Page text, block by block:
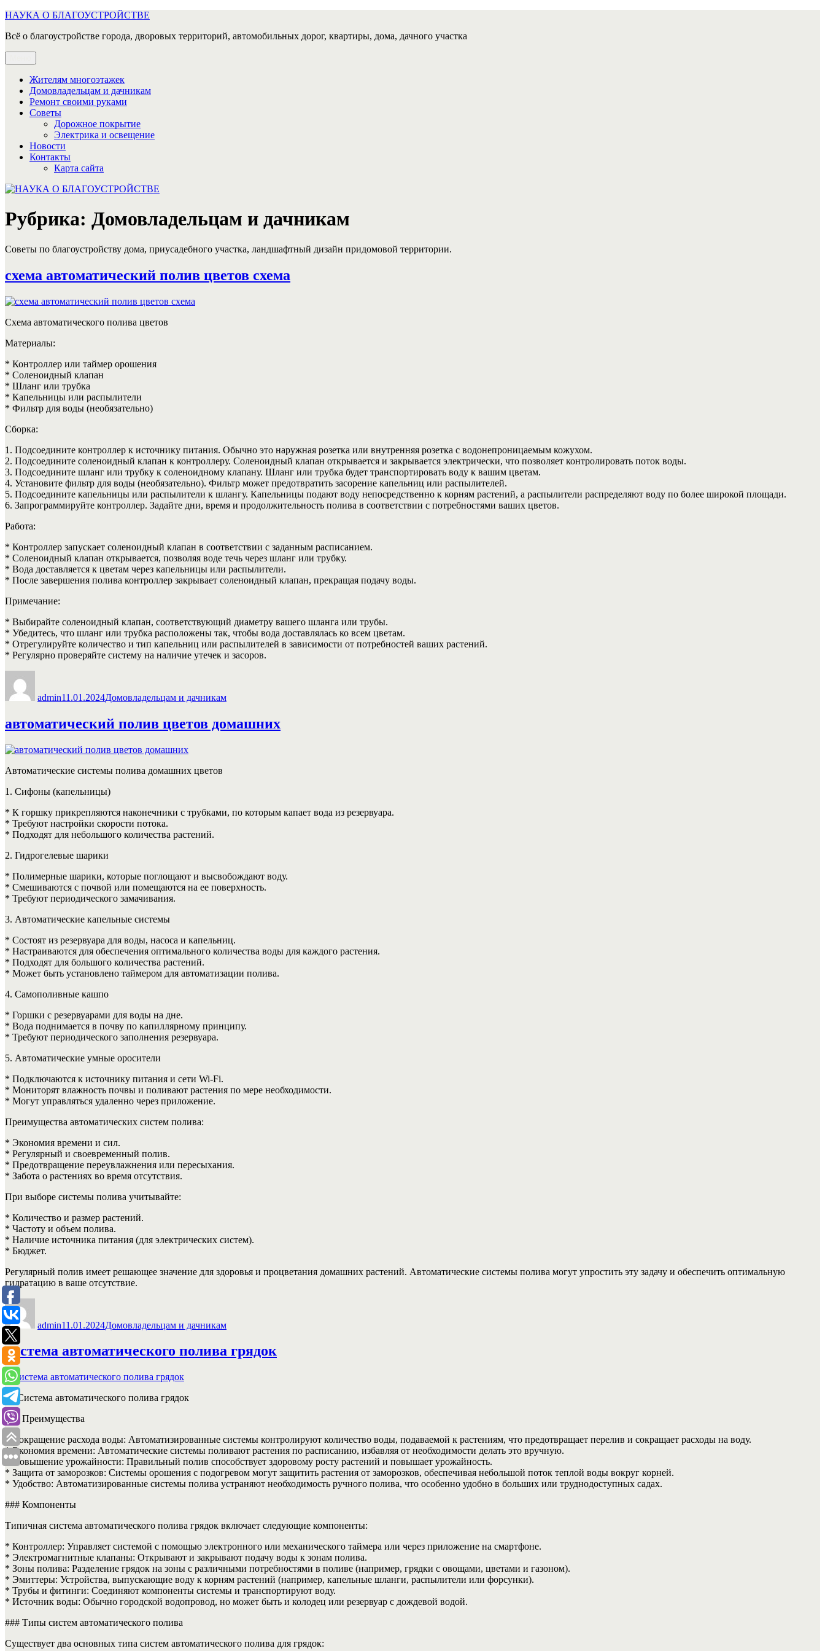
Перейти
содержимому
НАУКА О БЛАГОУСТРОЙСТВЕ
Всё о благоустройстве города, дворовых территорий, автомобильных дорог, квартиры, дома, дачного участка
Жителям многоэтажек
Домовладельцам и дачникам
Ремонт своими руками
Советы
Дорожное покрытие
Электрика и освещение
Новости
Контакты
Карта сайта
Рубрика: Домовладельцам и дачникам
Советы по благоустройству дома, приусадебного участка, ландшафтный дизайн придомовой территории.
схема автоматический полив цветов схема
Схема автоматического полива цветов
Материалы:
* Контроллер или таймер орошения
* Соленоидный клапан
* Шланг или трубка
* Капельницы или распылители
* Фильтр для воды (необязательно)
Сборка:
1. Подсоедините контроллер к источнику питания. Обычно это наружная розетка или внутренняя розетка с водонепроницаемым кожухом.
2. Подсоедините соленоидный клапан к контроллеру. Соленоидный клапан открывается и закрывается электрически, что позволяет контролировать поток воды.
3. Подсоедините шланг или трубку к соленоидному клапану. Шланг или трубка будет транспортировать воду к вашим цветам.
4. Установите фильтр для воды (необязательно). Фильтр может предотвратить засорение капельниц или распылителей.
5. Подсоедините капельницы или распылители к шлангу. Капельницы подают воду непосредственно к корням растений, а распылители распределяют воду по более широкой площади.
6. Запрограммируйте контроллер. Задайте дни, время и продолжительность полива в соответствии с потребностями ваших цветов.
Работа:
* Контроллер запускает соленоидный клапан в соответствии с заданным расписанием.
* Соленоидный клапан открывается, позволяя воде течь через шланг или трубку.
* Вода доставляется к цветам через капельницы или распылители.
* После завершения полива контроллер закрывает соленоидный клапан, прекращая подачу воды.
Примечание:
* Выбирайте соленоидный клапан, соответствующий диаметру вашего шланга или трубы.
* Убедитесь, что шланг или трубка расположены так, чтобы вода доставлялась ко всем цветам.
* Отрегулируйте количество и тип капельниц или распылителей в зависимости от потребностей ваших растений.
* Регулярно проверяйте систему на наличие утечек и засоров.
admin11.01.2024Домовладельцам и дачникам
автоматический полив цветов домашних
Автоматические системы полива домашних цветов
1. Сифоны (капельницы)
* К горшку прикрепляются наконечники с трубками, по которым капает вода из резервуара.
* Требуют настройки скорости потока.
* Подходят для небольшого количества растений.
2. Гидрогелевые шарики
* Полимерные шарики, которые поглощают и высвобождают воду.
* Смешиваются с почвой или помещаются на ее поверхность.
* Требуют периодического замачивания.
3. Автоматические капельные системы
* Состоят из резервуара для воды, насоса и капельниц.
* Настраиваются для обеспечения оптимального количества воды для каждого растения.
* Подходят для большого количества растений.
* Может быть установлено таймером для автоматизации полива.
4. Самополивные кашпо
* Горшки с резервуарами для воды на дне.
* Вода поднимается в почву по капиллярному принципу.
* Требуют периодического заполнения резервуара.
5. Автоматические умные оросители
* Подключаются к источнику питания и сети Wi-Fi.
* Мониторят влажность почвы и поливают растения по мере необходимости.
* Могут управляться удаленно через приложение.
Преимущества автоматических систем полива:
* Экономия времени и сил.
* Регулярный и своевременный полив.
* Предотвращение переувлажнения или пересыхания.
* Забота о растениях во время отсутствия.
При выборе системы полива учитывайте:
* Количество и размер растений.
* Частоту и объем полива.
* Наличие источника питания (для электрических систем).
* Бюджет.
Регулярный полив имеет решающее значение для здоровья и процветания домашних растений. Автоматические системы полива могут упростить эту задачу и обеспечить оптимальную
гидратацию в ваше отсутствие.
admin11.01.2024Домовладельцам и дачникам
система автоматического полива грядок
## Система автоматического полива грядок
### Преимущества
* Сокращение расхода воды: Автоматизированные системы контролируют количество воды, подаваемой к растениям, что предотвращает перелив и сокращает расходы на воду.
* Экономия времени: Автоматические системы поливают растения по расписанию, избавляя от необходимости делать это вручную.
* Повышение урожайности: Правильный полив способствует здоровому росту растений и повышает урожайность.
* Защита от заморозков: Системы орошения с подогревом могут защитить растения от заморозков, обеспечивая небольшой поток теплой воды вокруг корней.
* Удобство: Автоматизированные системы полива устраняют необходимость ручного полива, что особенно удобно в больших или труднодоступных садах.
### Компоненты
Типичная система автоматического полива грядок включает следующие компоненты:
* Контроллер: Управляет системой с помощью электронного или механического таймера или через приложение на смартфоне.
* Электромагнитные клапаны: Открывают и закрывают подачу воды к зонам полива.
* Зоны полива: Разделение грядок на зоны с различными потребностями в поливе (например, грядки с овощами, цветами и газоном).
* Эмиттеры: Устройства, выпускающие воду к корням растений (например, капельные шланги, распылители или форсунки).
* Трубы и фитинги: Соединяют компоненты системы и транспортируют воду.
* Источник воды: Обычно городской водопровод, но может быть и колодец или резервуар с дождевой водой.
### Типы систем автоматического полива
Существует два основных типа систем автоматического полива для грядок: